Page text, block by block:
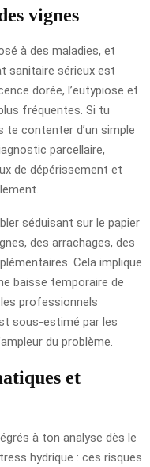
vignes
à des maladies, et
sanitaire sérieux est
dorée, l’eutypiose et
fréquentes. Si tu
contenter d’un simple
parcellaire,
de dépérissement et
séduisant sur le papier
des arrachages, des
Cela implique
baisse temporaire de
professionnels
sous-estimé par les
du problème.
et
à ton analyse dès le
hydrique : ces risques